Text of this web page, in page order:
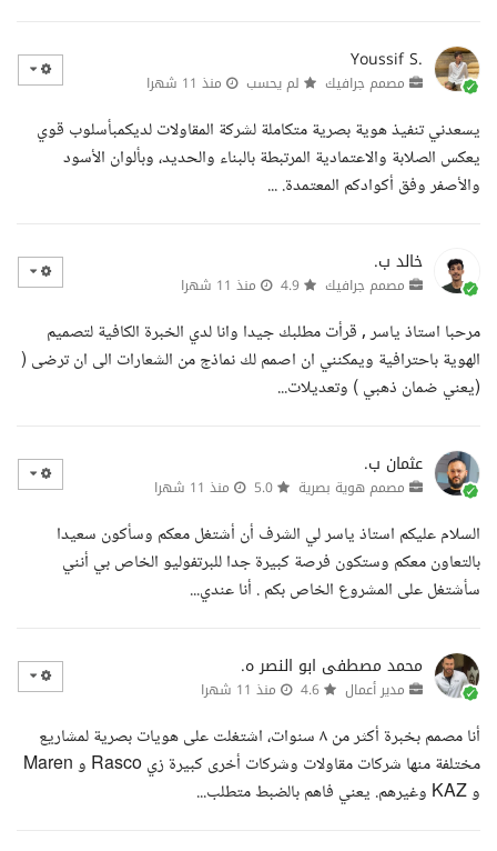
Youssif S.
مصمم جرافيك لم يحسب منذ 11 شهرا
يسعدني تنفيذ هوية بصرية متكاملة لشركة المقاولات لديكمبأسلوب قوي
يعكس الصلابة والاعتمادية المرتبطة بالبناء والحديد، وبألوان الأسود
والأصفر وفق أكوادكم المعتمدة. ...
خالد ب.
مصمم جرافيك منذ 11 شهرا
مرحبا استاذ ياسر , قرأت مطلبك جيدا وانا لدي الخبرة الكافية لتصميم
الهوية باحترافية ويمكنني ان اصمم لك نماذج من الشعارات الى ان ترضى (
(يعني ضمان ذهبي ) وتعديلات...
عثمان ب.
مصمم هوية بصرية منذ 11 شهرا
السلام عليكم استاذ ياسر لي الشرف أن أشتغل معكم وسأكون سعيدا
بالتعاون معكم وستكون فرصة كبيرة جدا للبرتفوليو الخاص بي أنني
سأشتغل على المشروع الخاص بكم . أنا عندي...
محمد مصطفى ابو النصر ه.
مدير أعمال منذ 11 شهرا
أنا مصمم بخبرة أكثر من ٨ سنوات، اشتغلت على هويات بصرية لمشاريع
مختلفة منها شركات مقاولات وشركات أخرى كبيرة زي Rasco و Maren
و KAZ وغيرهم. يعني فاهم بالضبط متطلب...